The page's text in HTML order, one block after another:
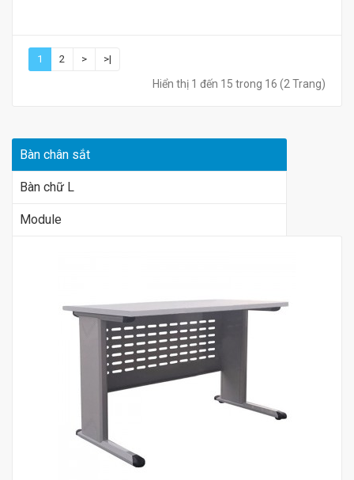
1 2 > >|
Hiển thị 1 đến 15 trong 16 (2 Trang)
Bàn chân sắt
Bàn chữ L
Module